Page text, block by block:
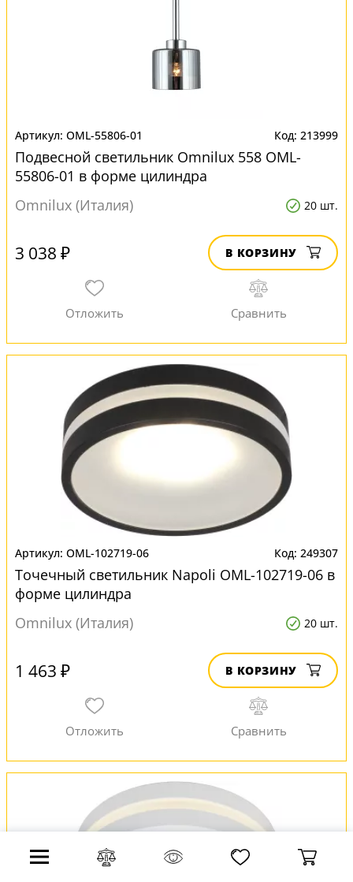
OML-55806-01 213999
Подвесной светильник Omnilux 558 OML-
55806-01 в форме цилиндра
Omnilux (Италия)
20 шт.
3 038 ₽ В КОРЗИНУ
OML-102719-06 249307
Точечный светильник Napoli OML-102719-06 в
форме цилиндра
Omnilux (Италия)
20 шт.
1 463 ₽ В КОРЗИНУ